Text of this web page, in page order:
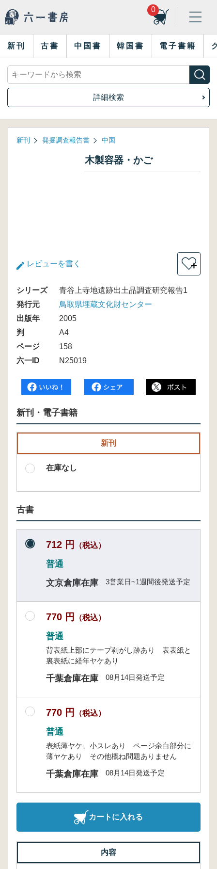
0
新刊 古書 中国書 韓国書 電子書籍
詳細検索
新刊 発掘調査報告書 中国
木製容器・かご
レビューを書く ＋
シリーズ
青谷上寺地遺跡出土品調査研究報告1
発行元
鳥取県埋蔵文化財センター
出版年
2005
判
A4
ページ
158
六一ID
N25019
新刊・電子書籍
新刊
在庫なし
古書
712 円 （税込）
普通
文京倉庫在庫
3営業日~1週間後発送予定
770 円 （税込）
普通
背表紙上部にテープ剥がし跡あり 表表紙と
裏表紙に経年ヤケあり
千葉倉庫在庫 08月14日発送予定
770 円 （税込）
普通
表紙薄ヤケ、小スレあり ページ余白部分に
薄ヤケあり その他概ね問題ありません
千葉倉庫在庫 08月14日発送予定
カートに入れる
内容